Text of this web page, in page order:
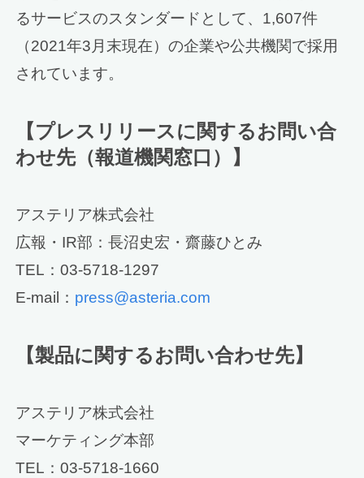
るサービスのスタンダードとして、1,607件
（2021年3月末現在）の企業や公共機関で採用
されています。
【プレスリリースに関するお問い合
わせ先（報道機関窓口）】
アステリア株式会社
広報・IR部：長沼史宏・齋藤ひとみ
TEL：03-5718-1297
E-mail： press@asteria.com
【製品に関するお問い合わせ先】
アステリア株式会社
マーケティング本部
TEL：03-5718-1660